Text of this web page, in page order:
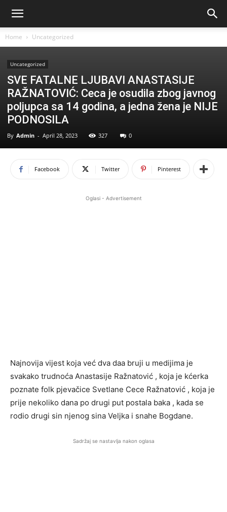
Home Uncategorized
Uncategorized
SVE FATALNE LJUBAVI ANASTASIJE
RAŽNATOVIĆ: Ceca je osudila zbog javnog
poljupca sa 14 godina, a jedna žena je NIJE
PODNOSILA
By Admin - April 28, 2023 327 0
Facebook Twitter Pinterest
Oglasi - Advertisement
Najnovija vijest koja već dva daa bruji u medijima je
svakako trudnoća Anastasije Ražnatović , koja je kćerka
poznate folk pjevačice Svetlane Cece Ražnatović , koja je
prije nekoliko dana po drugi put postala baka , kada se
rodio drugi sin njenog sina Veljka i snahe Bogdane.
Sadržaj se nastavlja nakon oglasa